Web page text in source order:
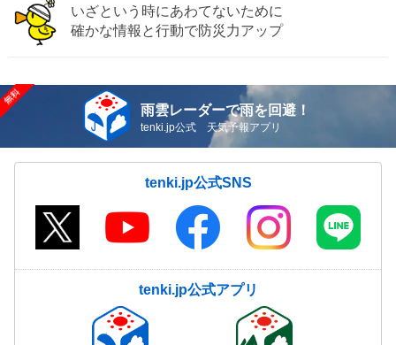
いざという時にあわてないために
確かな情報と行動で防災力アップ
雨雲レーダーで雨を回避！
tenki.jp公式 天気予報アプリ
tenki.jp公式SNS
tenki.jp公式アプリ